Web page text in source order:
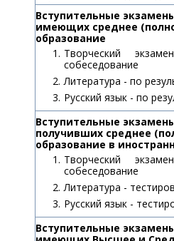
Вступительные
имеющих среднее
образование
Творческий
собеседование
Литература - по
Русский язык - по
Вступительные
получивших среднее
образование в
Творческий
собеседование
Литература -
Русский язык -
Вступительные